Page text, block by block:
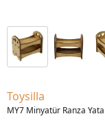
Toysilla
MY7 Minyatür Ranza